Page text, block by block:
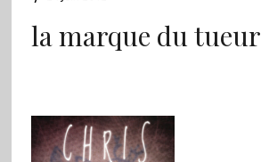
la marque du tueur